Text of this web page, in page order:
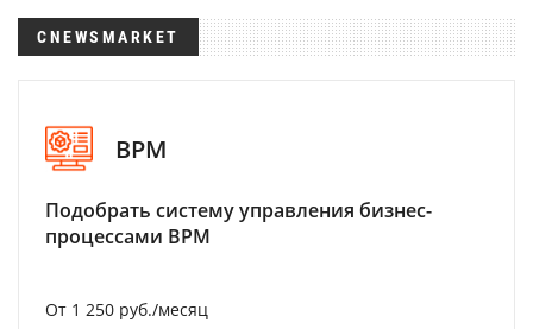
CNEWSMARKET
BPM
Подобрать систему управления бизнес-
процессами BPM
От 1 250 руб./месяц